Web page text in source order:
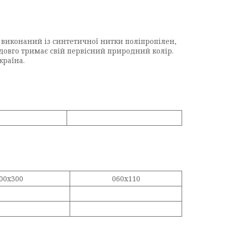
із синтетичної нитки поліпропілен,
тримає свій первісний природний колір.
060х110